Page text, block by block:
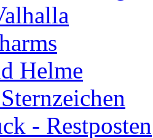
Helme
- Restposten